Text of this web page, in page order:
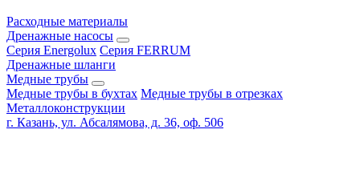
Расходные материалы
Дренажные насосы
Серия Energolux Серия FERRUM
Дренажные шланги
Медные трубы
Медные трубы в бухтах Медные трубы в отрезках
Металлоконструкции
г. Казань, ул. Абсалямова, д. 36, оф. 506